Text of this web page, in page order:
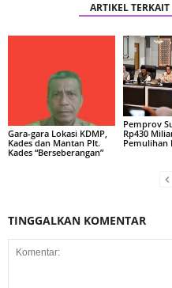
ARTIKEL TERKAIT
Gara-gara Lokasi KDMP,
Kades dan Mantan Plt.
Kades “Berseberangan”
Pemprov
Rp430
Pemulihan
TINGGALKAN KOMENTAR